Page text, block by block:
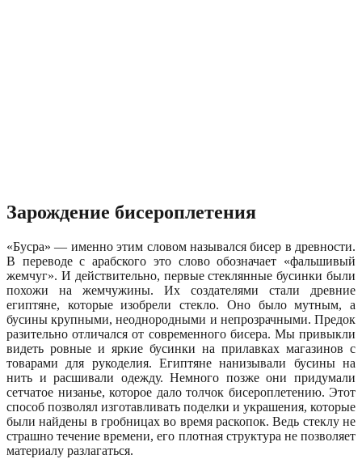
Зарождение бисероплетения
«Бусра» — именно этим словом назывался бисер в древности.
В переводе с арабского это слово обозначает «фальшивый
жемчуг». И действительно, первые стеклянные бусинки были
похожи на жемчужины. Их создателями стали древние
египтяне, которые изобрели стекло. Оно было мутным, а
бусины крупными, неоднородными и непрозрачными. Предок
разительно отличался от современного бисера. Мы привыкли
видеть ровные и яркие бусинки на прилавках магазинов с
товарами для рукоделия. Египтяне нанизывали бусины на
нить и расшивали одежду. Немного позже они придумали
сетчатое низанье, которое дало толчок бисероплетению. Этот
способ позволял изготавливать поделки и украшения, которые
были найдены в гробницах во время раскопок. Ведь стеклу не
страшно течение времени, его плотная структура не позволяет
материалу разлагаться.